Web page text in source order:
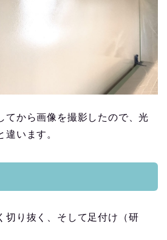
てから画像を撮影したので、光
います。
り抜く、そして足付け（研